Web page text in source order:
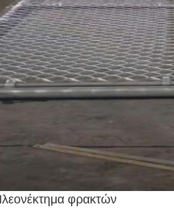
φρακτών